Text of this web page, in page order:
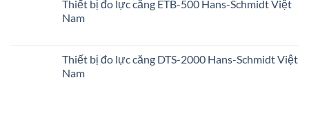
Thiết bị đo lực căng ETB-500 Hans-Schmidt Việt
Nam
Thiết bị đo lực căng DTS-2000 Hans-Schmidt Việt
Nam